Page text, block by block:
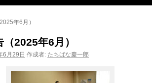
年6月）
2025年6月）
6月29日 作成者: たちばな慶一郎